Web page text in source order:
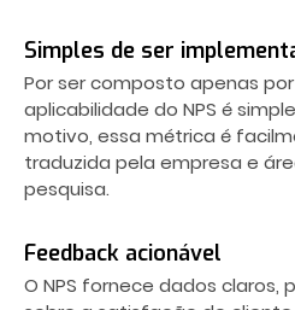
Simples de ser
Por ser composto apenas
aplicabilidade do NPS é
motivo, essa métrica é
traduzida pela empresa e
pesquisa.
Feedback acionável
O NPS fornece dados claros,